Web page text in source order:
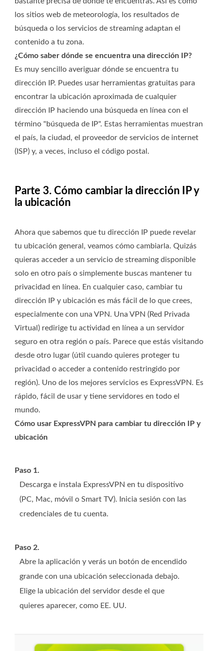
los sitios web de meteorología, los resultados de
búsqueda o los servicios de streaming adaptan el
contenido a tu zona.
¿Cómo saber dónde se encuentra una dirección IP?
Es muy sencillo averiguar dónde se encuentra tu
dirección IP. Puedes usar herramientas gratuitas para
encontrar la ubicación aproximada de cualquier
dirección IP haciendo una búsqueda en línea con el
término "búsqueda de IP". Estas herramientas muestran
el país, la ciudad, el proveedor de servicios de internet
(ISP) y, a veces, incluso el código postal.
Parte 3. Cómo cambiar la dirección IP y
la ubicación
Ahora que sabemos que tu dirección IP puede revelar
tu ubicación general, veamos cómo cambiarla. Quizás
quieras acceder a un servicio de streaming disponible
solo en otro país o simplemente buscas mantener tu
privacidad en línea. En cualquier caso, cambiar tu
dirección IP y ubicación es más fácil de lo que crees,
especialmente con una VPN. Una VPN (Red Privada
Virtual) redirige tu actividad en línea a un servidor
seguro en otra región o país. Parece que estás visitando
desde otro lugar (útil cuando quieres proteger tu
privacidad o acceder a contenido restringido por
región). Uno de los mejores servicios es ExpressVPN. Es
rápido, fácil de usar y tiene servidores en todo el
mundo.
Cómo usar ExpressVPN para cambiar tu dirección IP y
ubicación
Paso 1.
Descarga e instala ExpressVPN en tu dispositivo
(PC, Mac, móvil o Smart TV). Inicia sesión con las
credenciales de tu cuenta.
Paso 2.
Abre la aplicación y verás un botón de encendido
grande con una ubicación seleccionada debajo.
Elige la ubicación del servidor desde el que
quieres aparecer, como EE. UU.